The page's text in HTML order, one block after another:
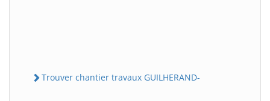
Trouver chantier travaux GUILHERAND-